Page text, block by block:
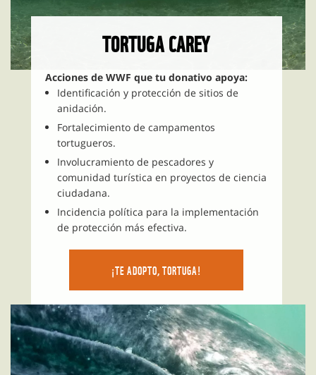
TORTUGA CAREY
Acciones de WWF que tu donativo apoya:
Identificación y protección de sitios de
anidación.
Fortalecimiento de campamentos
tortugueros.
Involucramiento de pescadores y
comunidad turística en proyectos de ciencia
ciudadana.
Incidencia política para la implementación
de protección más efectiva.
¡TE ADOPTO, TORTUGA!